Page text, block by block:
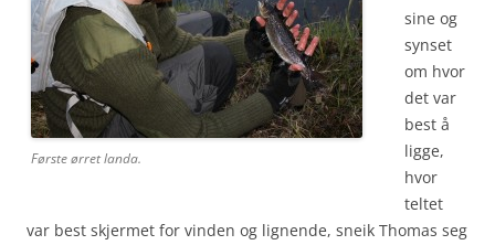
Første ørret landa.
sine og
synset
om hvor
det var
best å
ligge,
hvor
teltet
var best skjermet for vinden og lignende, sneik Thomas seg